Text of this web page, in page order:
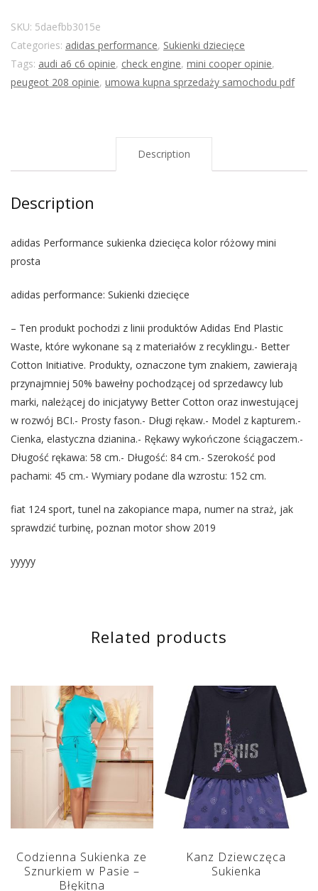
SKU: 5daefbb3015e
Categories: adidas performance, Sukienki dziecięce
Tags: audi a6 c6 opinie, check engine, mini cooper opinie,
peugeot 208 opinie, umowa kupna sprzedaży samochodu pdf
Description
Description
adidas Performance sukienka dziecięca kolor różowy mini
prosta
adidas performance: Sukienki dziecięce
– Ten produkt pochodzi z linii produktów Adidas End Plastic
Waste, które wykonane są z materiałów z recyklingu.- Better
Cotton Initiative. Produkty, oznaczone tym znakiem, zawierają
przynajmniej 50% bawełny pochodzącej od sprzedawcy lub
marki, należącej do inicjatywy Better Cotton oraz inwestującej
w rozwój BCI.- Prosty fason.- Długi rękaw.- Model z kapturem.-
Cienka, elastyczna dzianina.- Rękawy wykończone ściągaczem.-
Długość rękawa: 58 cm.- Długość: 84 cm.- Szerokość pod
pachami: 45 cm.- Wymiary podane dla wzrostu: 152 cm.
fiat 124 sport, tunel na zakopiance mapa, numer na straż, jak
sprawdzić turbinę, poznan motor show 2019
yyyyy
Related products
Codzienna Sukienka ze
Sznurkiem w Pasie –
Błękitna
Kanz Dziewczęca
Sukienka